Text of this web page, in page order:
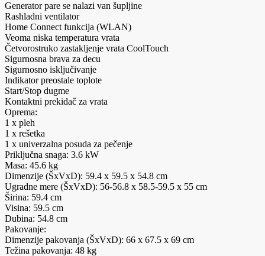
Generator pare se nalazi van šupljine
Rashladni ventilator
Home Connect funkcija (WLAN)
Veoma niska temperatura vrata
Četvorostruko zastakljenje vrata CoolTouch
Sigurnosna brava za decu
Sigurnosno isključivanje
Indikator preostale toplote
Start/Stop dugme
Kontaktni prekidač za vrata
Oprema:
1 x pleh
1 x rešetka
1 x univerzalna posuda za pečenje
Priključna snaga: 3.6 kW
Masa: 45.6 kg
Dimenzije (ŠxVxD): 59.4 x 59.5 x 54.8 cm
Ugradne mere (ŠxVxD): 56-56.8 x 58.5-59.5 x 55 cm
Širina: 59.4 cm
Visina: 59.5 cm
Dubina: 54.8 cm
Pakovanje:
Dimenzije pakovanja (ŠxVxD): 66 x 67.5 x 69 cm
Težina pakovanja: 48 kg